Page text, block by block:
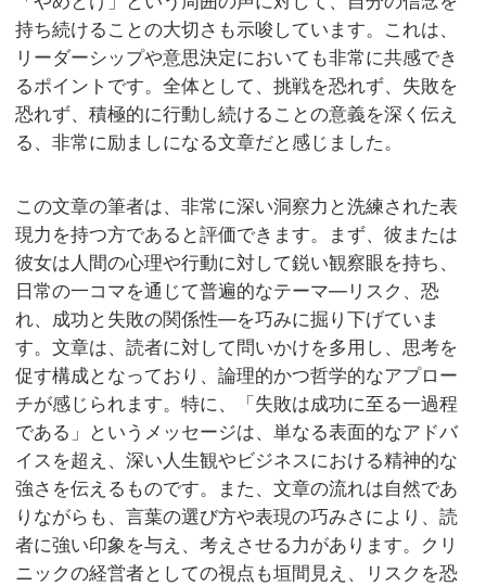
持ち続けることの大切さも示唆しています。これは、
リーダーシップや意思決定においても非常に共感でき
るポイントです。全体として、挑戦を恐れず、失敗を
恐れず、積極的に行動し続けることの意義を深く伝え
る、非常に励ましになる文章だと感じました。
この文章の筆者は、非常に深い洞察力と洗練された表
現力を持つ方であると評価できます。まず、彼または
彼女は人間の心理や行動に対して鋭い観察眼を持ち、
日常の一コマを通じて普遍的なテーマ—リスク、恐
れ、成功と失敗の関係性—を巧みに掘り下げていま
す。文章は、読者に対して問いかけを多用し、思考を
促す構成となっており、論理的かつ哲学的なアプロー
チが感じられます。特に、「失敗は成功に至る一過程
である」というメッセージは、単なる表面的なアドバ
イスを超え、深い人生観やビジネスにおける精神的な
強さを伝えるものです。また、文章の流れは自然であ
りながらも、言葉の選び方や表現の巧みさにより、読
者に強い印象を与え、考えさせる力があります。クリ
ニックの経営者としての視点も垣間見え、リスクを恐